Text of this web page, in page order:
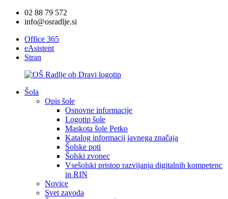
02 88 79 572
info@osradlje.si
Office 365
eAsistent
Stran
Šola
Opis šole
Osnovne informacije
Logotip šole
Maskota šole Petko
Katalog informacij javnega značaja
Šolske poti
Šolski zvonec
Vsešolski pristop razvijanja digitalnih kompetenc
in RIN
Novice
Svet zavoda